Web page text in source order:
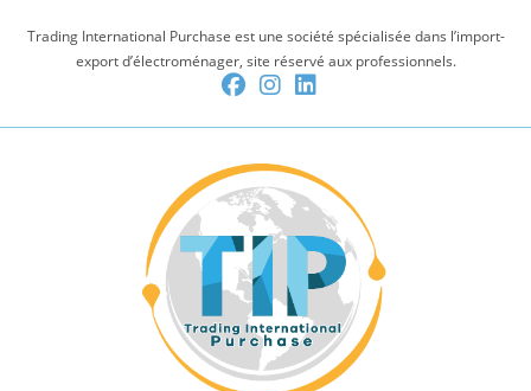
Trading International Purchase est une société spécialisée dans l’import-
export d’électroménager, site réservé aux professionnels.